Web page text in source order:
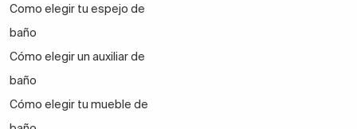
Como elegir tu espejo de
baño
Cómo elegir un auxiliar de
baño
Cómo elegir tu mueble de